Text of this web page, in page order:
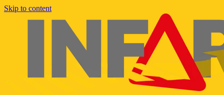
Skip to content